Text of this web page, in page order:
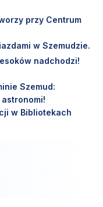
przy Centrum
w Szemudzie.
nadchodzi!
Szemud:
w Bibliotekach